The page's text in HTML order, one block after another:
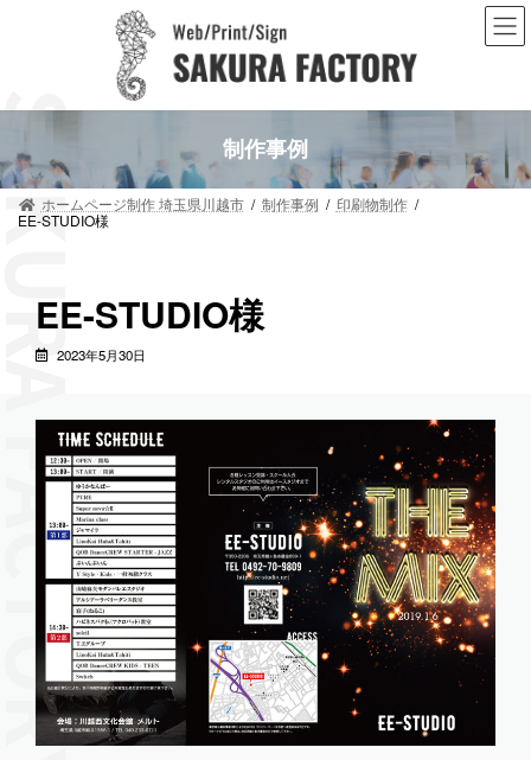
へ
ッ
プ
ョ
移
動
制作事例
ホームページ制作 埼玉県川越市 制作事例
印刷物制作
EE-STUDIO様
EE-STUDIO様
2023年5月30日